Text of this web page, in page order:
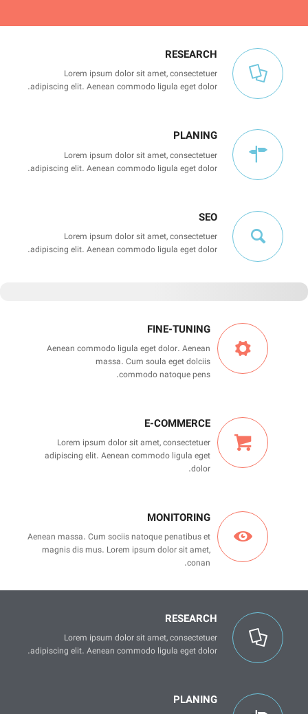
RESEARCH
Lorem ipsum dolor sit amet, consectetuer
adipiscing elit. Aenean commodo ligula eget dolor.
PLANING
Lorem ipsum dolor sit amet, consectetuer
adipiscing elit. Aenean commodo ligula eget dolor.
SEO
Lorem ipsum dolor sit amet, consectetuer
adipiscing elit. Aenean commodo ligula eget dolor.
FINE-TUNING
Aenean commodo ligula eget dolor. Aenean
massa. Cum soula eget dolciis
commodo natoque pens.
E-COMMERCE
Lorem ipsum dolor sit amet, consectetuer
adipiscing elit. Aenean commodo ligula eget
dolor.
MONITORING
Aenean massa. Cum sociis natoque penatibus et
magnis dis mus. Lorem ipsum dolor sit amet,
conan.
RESEARCH
Lorem ipsum dolor sit amet, consectetuer
adipiscing elit. Aenean commodo ligula eget dolor.
PLANING